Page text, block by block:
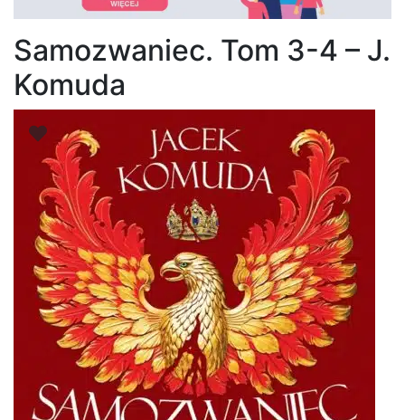
Samozwaniec. Tom 3-4 – J.
Komuda